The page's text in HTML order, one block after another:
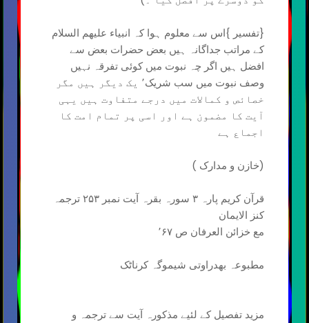
{تفسیر }اس سے معلوم ہوا کہ انبیاء علیھم السلام
کے مراتب جداگانہ ہیں بعض حضرات بعض سے
افضل ہیں اگر چہ نبوت میں کوئی تفرقہ نہیں
وصف نبوت میں سب شریک٬ یک دیگر ہیں مگر
خصائص و کمالات میں درجے متفاوت ہیں یہی
آیت کا مضمون ہے اور اسی پر تمام امت کا
اجماع ہے
(خازن و مدارک )
قرآن کریم پارہ ۳ سورہ بقرہ آیت نمبر ۲۵۳ ترجمہ
کنز الایمان
مع خزائن العرفان ص ٬۶۷
مطبوعہ بھدراوتی شیموگہ کرناٹک
مزید تفصیل کے لئیے مذکورہ آیت سے ترجمہ و